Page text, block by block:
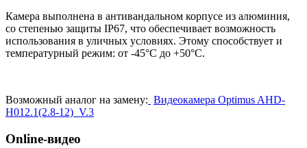
Камера выполнена в антивандальном корпусе из алюминия,
со степенью защиты IP67, что обеспечивает возможность
использования в уличных условиях. Этому способствует и
температурный режим: от -45°С до +50°С.
Возможный аналог на замену: Видеокамера Optimus AHD-
H012.1(2.8-12)_V.3
Online-видео